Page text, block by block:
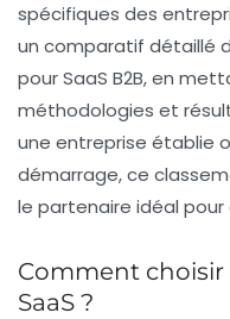
spécifiques des
un comparatif détaillé
pour SaaS B2B, en
méthodologies et
une entreprise établie
démarrage, ce
le partenaire idéal pour
Comment choisir
SaaS ?